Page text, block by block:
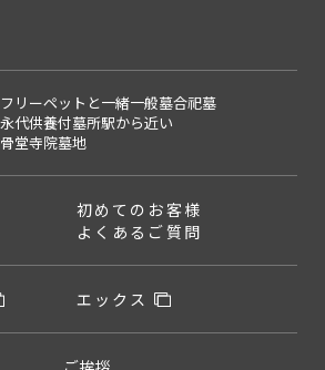
リーペットと一緒一般墓合祀墓
永代供養付墓所駅から近い
堂寺院墓地
初めてのお客様
よくあるご質問
エックス